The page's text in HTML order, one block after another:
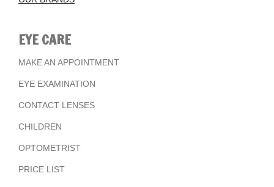
EYE CARE
MAKE AN APPOINTMENT
EYE EXAMINATION
CONTACT LENSES
CHILDREN
OPTOMETRIST
PRICE LIST